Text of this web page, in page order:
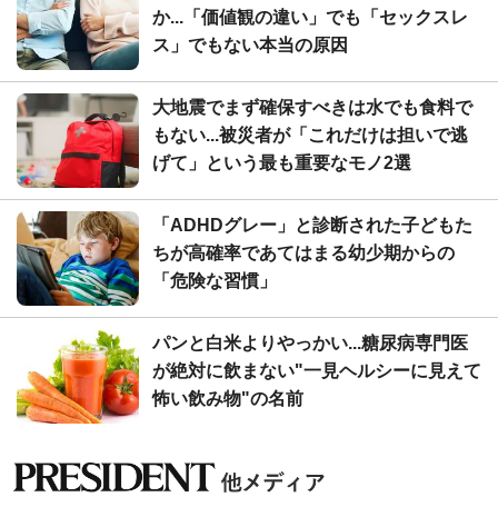
か...「価値観の違い」でも「セックスレ
ス」でもない本当の原因
大地震でまず確保すべきは水でも食料で
もない...被災者が「これだけは担いで逃
げて」という最も重要なモノ2選
「ADHDグレー」と診断された子どもた
ちが高確率であてはまる幼少期からの
「危険な習慣」
パンと白米よりやっかい...糖尿病専門医
が絶対に飲まない"一見ヘルシーに見えて
怖い飲み物"の名前